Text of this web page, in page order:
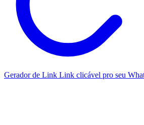
Gerador de Link Link clicável pro seu